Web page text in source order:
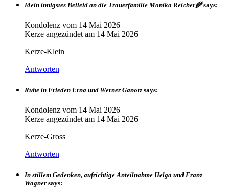
Mein innigstes Beileid an die Trauerfamilie Monika Reicher🌾 says:
Kondolenz vom 14 Mai 2026
Kerze angezündet am 14 Mai 2026
Kerze-Klein
Antworten
Ruhe in Frieden Erna und Werner Ganotz says:
Kondolenz vom 14 Mai 2026
Kerze angezündet am 14 Mai 2026
Kerze-Gross
Antworten
In stillem Gedenken, aufrichtige Anteilnahme Helga und Franz
Wagner says: